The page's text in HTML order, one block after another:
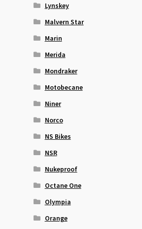
Lynskey
Malvern Star
Marin
Merida
Mondraker
Motobecane
Niner
Norco
NS Bikes
NSR
Nukeproof
Octane One
Olympia
Orange